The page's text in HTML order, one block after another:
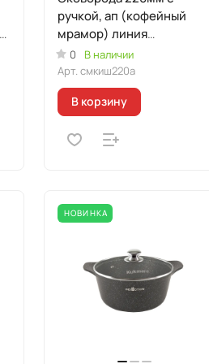
ручкой, ап (кофейный
мрамор) линия
"Мраморная
Индукционная"
0
В наличии
Арт. смкиш220а
В корзину
НОВИНКА